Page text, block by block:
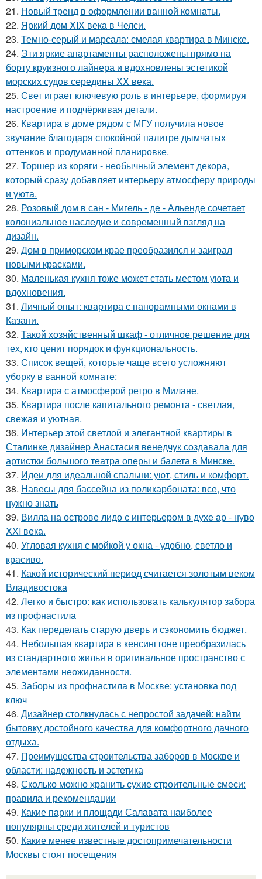
21. Новый тренд в оформлении ванной комнаты.
22. Яркий дом XIX века в Челси.
23. Темно-серый и марсала: смелая квартира в Минске.
24. Эти яркие апартаменты расположены прямо на
борту круизного лайнера и вдохновлены эстетикой
морских судов середины XX века.
25. Свет играет ключевую роль в интерьере, формируя
настроение и подчёркивая детали.
26. Квартира в доме рядом с МГУ получила новое
звучание благодаря спокойной палитре дымчатых
оттенков и продуманной планировке.
27. Торшер из коряги - необычный элемент декора,
который сразу добавляет интерьеру атмосферу природы
и уюта.
28. Розовый дом в сан - Мигель - де - Альенде сочетает
колониальное наследие и современный взгляд на
дизайн.
29. Дом в приморском крае преобразился и заиграл
новыми красками.
30. Маленькая кухня тоже может стать местом уюта и
вдохновения.
31. Личный опыт: квартира с панорамными окнами в
Казани.
32. Такой хозяйственный шкаф - отличное решение для
тех, кто ценит порядок и функциональность.
33. Список вещей, которые чаще всего усложняют
уборку в ванной комнате:
34. Квартира с атмосферой ретро в Милане.
35. Квартира после капитального ремонта - светлая,
свежая и уютная.
36. Интерьер этой светлой и элегантной квартиры в
Сталинке дизайнер Анастасия венедчук создавала для
артистки большого театра оперы и балета в Минске.
37. Идеи для идеальной спальни: уют, стиль и комфорт.
38. Навесы для бассейна из поликарбоната: все, что
нужно знать
39. Вилла на острове лидо с интерьером в духе ар - нуво
XXI века.
40. Угловая кухня с мойкой у окна - удобно, светло и
красиво.
41. Какой исторический период считается золотым веком
Владивостока
42. Легко и быстро: как использовать калькулятор забора
из профнастила
43. Как переделать старую дверь и сэкономить бюджет.
44. Небольшая квартира в кенсингтоне преобразилась
из стандартного жилья в оригинальное пространство с
элементами неожиданности.
45. Заборы из профнастила в Москве: установка под
ключ
46. Дизайнер столкнулась с непростой задачей: найти
бытовку достойного качества для комфортного дачного
отдыха.
47. Преимущества строительства заборов в Москве и
области: надежность и эстетика
48. Сколько можно хранить сухие строительные смеси:
правила и рекомендации
49. Какие парки и площади Салавата наиболее
популярны среди жителей и туристов
50. Какие менее известные достопримечательности
Москвы стоят посещения